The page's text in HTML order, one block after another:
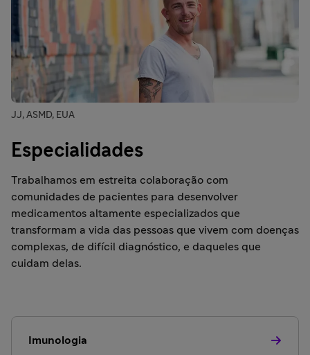
JJ, ASMD, EUA
Especialidades
Trabalhamos em estreita colaboração com
comunidades de pacientes para desenvolver
medicamentos altamente especializados que
transformam a vida das pessoas que vivem com doenças
complexas, de difícil diagnóstico, e daqueles que
cuidam delas.
Imunologia